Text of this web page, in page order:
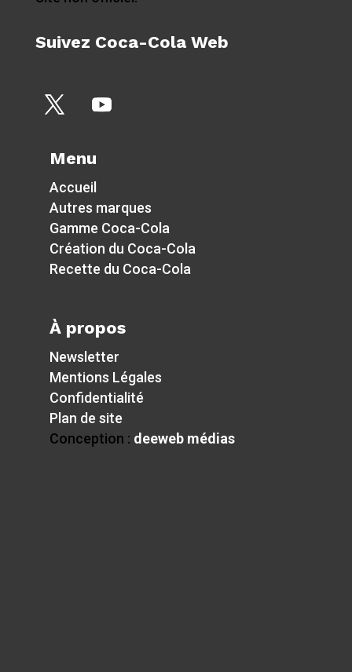
Suivez Coca-Cola Web
Menu
Accueil
Autres marques
Gamme Coca-Cola
Création du Coca-Cola
Recette du Coca-Cola
À propos
Newsletter
Mentions Légales
Confidentialité
Plan de site
Conception : deeweb médias